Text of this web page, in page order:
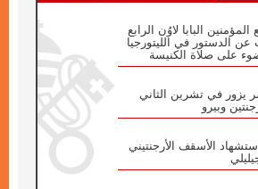
البابا لاوُن الرابع
الدستور في الليتورجيا
على صلاة الكنيسة
يزور في تشرين الثاني
الأسقف الأرجنتيني